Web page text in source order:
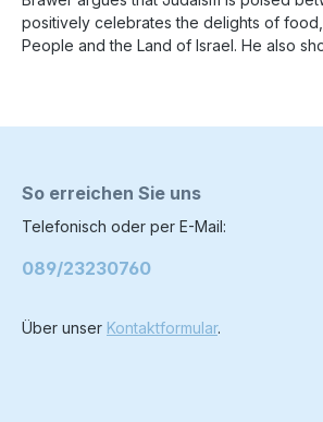
positively celebrates the delights of
People and the Land of Israel. He also
So erreichen Sie uns
Telefonisch oder per E-Mail:
089/23230760
Über unser Kontaktformular.